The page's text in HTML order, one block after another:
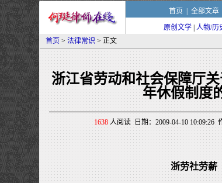
首页 全部文章
原创文学 人物/历
首页 > 法律常识 > 正文
浙江省劳动和社会保障厅
年休假制度
1638人阅读 日期：2009-04-10 10:09:26
浙劳社劳薪